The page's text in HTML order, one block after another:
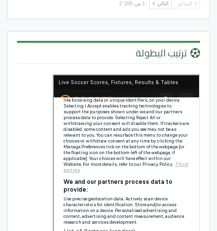
السابق التالي 1 من 2٬200
ترتيب البطولة